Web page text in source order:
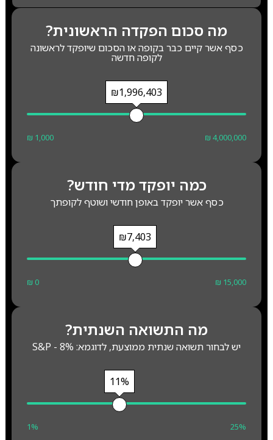
מה סכום הפקדה הראשונית?
כסף אשר קיים כבר בקופה או הסכום שיופקד לראשונה
לקופה חדשה
₪1,996,403
₪ 1,000 ₪ 4,000,000
כמה יופקד מדי חודש?
כסף אשר יופקד באופן חודשי ושוטף לקופתך
₪7,403
₪ 0 ₪ 15,000
מה התשואה השנתית?
יש לבחור תשואה שנתית ממוצעת, לדוגמא: S&P - 8%
11%
1% 25%